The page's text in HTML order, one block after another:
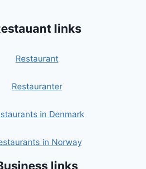
links
Restaurant
Restauranter
in Denmark
in Norway
links